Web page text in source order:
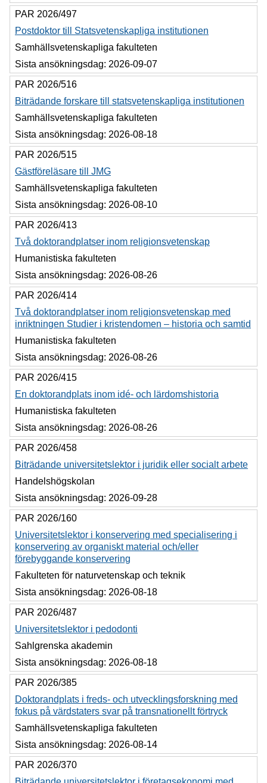
PAR 2026/497
Postdoktor till Statsvetenskapliga institutionen
Samhällsvetenskapliga fakulteten
Sista ansökningsdag: 2026-09-07
PAR 2026/516
Biträdande forskare till statsvetenskapliga institutionen
Samhällsvetenskapliga fakulteten
Sista ansökningsdag: 2026-08-18
PAR 2026/515
Gästföreläsare till JMG
Samhällsvetenskapliga fakulteten
Sista ansökningsdag: 2026-08-10
PAR 2026/413
Två doktorandplatser inom religionsvetenskap
Humanistiska fakulteten
Sista ansökningsdag: 2026-08-26
PAR 2026/414
Två doktorandplatser inom religionsvetenskap med
inriktningen Studier i kristendomen – historia och samtid
Humanistiska fakulteten
Sista ansökningsdag: 2026-08-26
PAR 2026/415
En doktorandplats inom idé- och lärdomshistoria
Humanistiska fakulteten
Sista ansökningsdag: 2026-08-26
PAR 2026/458
Biträdande universitetslektor i juridik eller socialt arbete
Handelshögskolan
Sista ansökningsdag: 2026-09-28
PAR 2026/160
Universitetslektor i konservering med specialisering i
konservering av organiskt material och/eller
förebyggande konservering
Fakulteten för naturvetenskap och teknik
Sista ansökningsdag: 2026-08-18
PAR 2026/487
Universitetslektor i pedodonti
Sahlgrenska akademin
Sista ansökningsdag: 2026-08-18
PAR 2026/385
Doktorandplats i freds- och utvecklingsforskning med
fokus på värdstaters svar på transnationellt förtryck
Samhällsvetenskapliga fakulteten
Sista ansökningsdag: 2026-08-14
PAR 2026/370